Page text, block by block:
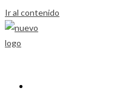
Ir al contenido